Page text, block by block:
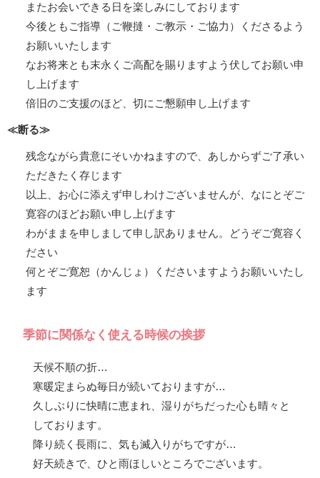
またお会いできる日を楽しみにしております
今後ともご指導（ご鞭撻・ご教示・ご協力）くださるよう
お願いいたします
なお将来とも末永くご高配を賜りますよう伏してお願い申
し上げます
倍旧のご支援のほど、切にご懇願申し上げます
≪断る≫
残念ながら貴意にそいかねますので、あしからずご了承い
ただきたく存じます
以上、お心に添えず申しわけございませんが、なにとぞご
寛容のほどお願い申し上げます
わがままを申しまして申し訳ありません。どうぞご寛容く
ださい
何とぞご寛恕（かんじょ）くださいますようお願いいたし
ます
季節に関係なく使える時候の挨拶
天候不順の折…
寒暖定まらぬ毎日が続いておりますが…
久しぶりに快晴に恵まれ、湿りがちだった心も晴々と
しております。
降り続く長雨に、気も滅入りがちですが…
好天続きで、ひと雨ほしいところでございます。